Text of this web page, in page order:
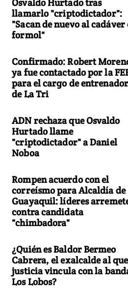
Osvaldo Hurtado tras
llamarlo "criptodictador":
"Sacan de nuevo al cadáver
formol"
Confirmado: Robert
ya fue contactado por la
para el cargo de entrenador
de La Tri
ADN rechaza que Osvaldo
Hurtado llame
"criptodictador" a Daniel
Noboa
Rompen acuerdo con el
correísmo para Alcaldía de
Guayaquil: líderes
contra candidata
"chimbadora"
¿Quién es Baldor Bermeo
Cabrera, el exalcalde al
justicia vincula con la
Los Lobos?